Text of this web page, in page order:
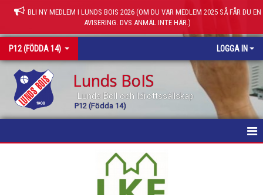
BLI NY MEDLEM I LUNDS BOIS 2026 (OM DU VAR MEDLEM 2025 SÅ FÅR DU EN
AVISERING. DVS ANMÄL INTE HÄR.)
P12 (FÖDDA 14) LOGGA IN
Lunds BoIS
Lunds Boll och Idrottssällskap
P12 (Födda 14)